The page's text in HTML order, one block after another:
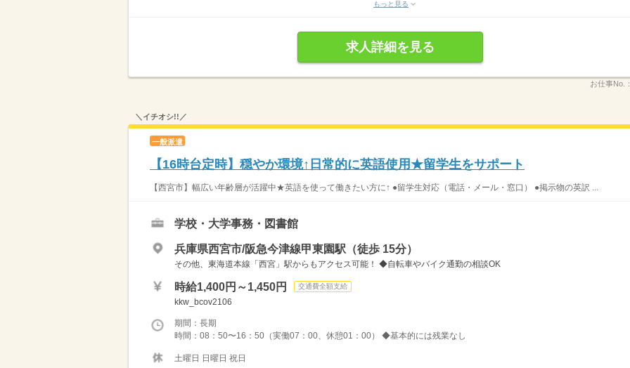
もっと見る
求人詳細を見る
お仕事No.：
＼イチオシ!!／
一般派遣
【16時台定時】穏やか環境↑日常的に英語使用★留学生をサポート
【西宮市】幅広い年齢層が活躍中★英語を使って働きたい方に↑ ●留学生対応（電話・メール・窓口） ●掲示物の英訳 ...
学校・大学事務・図書館
兵庫県西宮市/阪急今津線甲東園駅（徒歩 15分）
その他、東海道本線「西宮」駅からもアクセス可能！ ◆自転車やバイク通勤の相談OK
時給1,400円～1,450円 交通費全額支給
kkw_bcov2106
期間：長期
時間：08：50〜16：50（実働07：00、休憩01：00） ◆基本的には残業なし
土曜日 日曜日 祝日